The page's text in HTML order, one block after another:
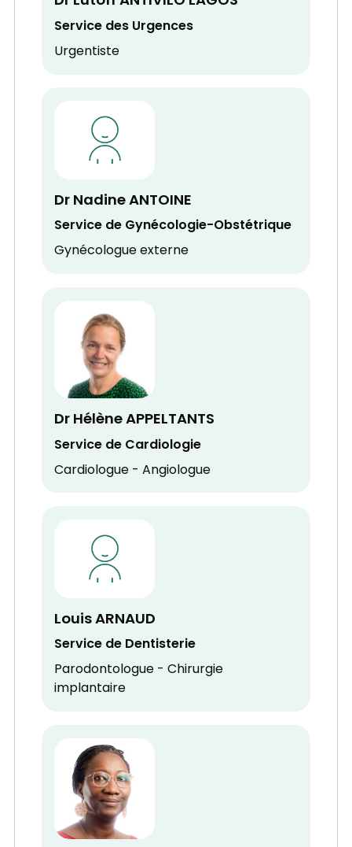
Service des Urgences
Urgentiste
Dr Nadine ANTOINE
Service de Gynécologie-Obstétrique
Gynécologue externe
Dr Hélène APPELTANTS
Service de Cardiologie
Cardiologue - Angiologue
Louis ARNAUD
Service de Dentisterie
Parodontologue - Chirurgie
implantaire